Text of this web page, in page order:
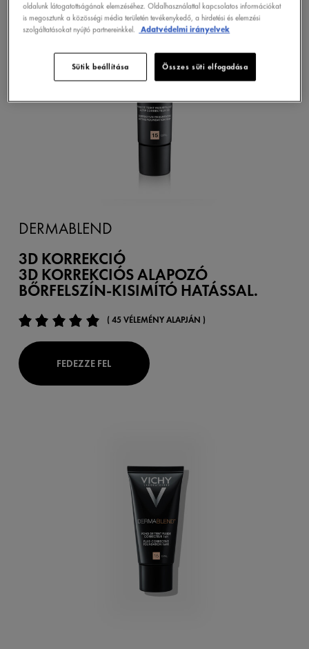
DERMABLEND
3D KORREKCIÓ
3D KORREKCIÓS ALAPOZÓ
BŐRFELSZÍN-KISIMÍTÓ HATÁSSAL.
( 45 VÉLEMÉNY ALAPJÁN )
FEDEZZE FEL
oldalunk látogatottságának elemzéséhez. Oldalhasználattal kapcsolatos információkat
is megosztunk a közösségi média területén tevékenykedő, a hirdetési és elemzési
szolgáltatásokat nyújtó partnereinkkel.
Adatvédelmi irányelvek
Sütik beállítása Összes süti elfogadása